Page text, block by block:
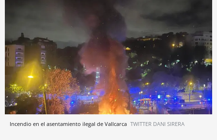
Incendio en el asentamiento ilegal de Vallcarca TWITTER DANI SIRERA